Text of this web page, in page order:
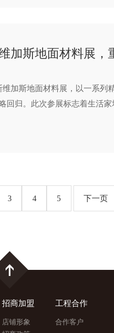
加斯地面材料展，
加斯地面材料展，以一系列
回归。此次参展标志着生活
3 4 5 下一页
招商加盟
店铺形象
工程合作
合作客户